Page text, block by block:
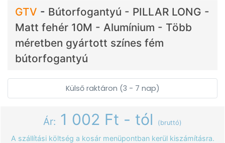
GTV - Bútorfogantyú - PILLAR LONG -
Matt fehér 10M - Alumínium - Több
méretben gyártott színes fém
bútorfogantyú
Külső raktáron (3 - 7 nap)
Ár: 1 002 Ft - tól (bruttó)
A szállítási költség a kosár menüpontban kerül kiszámításra.